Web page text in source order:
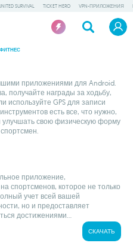
SURVIVAL TICKET HERO VPN-ПРИЛОЖЕНИЯ
ФИТНЕС
приложениями для Android.
получайте награды за ходьбу,
используйте GPS для записи
есть все, что нужно,
улучшать свою физическую форму
приложение,
спортсменов, которое не только
учет всей вашей
но и предоставляет
достижениями...
СКАЧАТЬ